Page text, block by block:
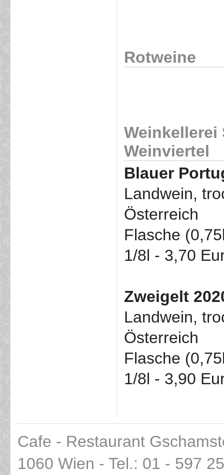
Rotweine
Weinkellerei
Weinviertel
Blauer
Landwein,
Österreich
Flasche
1/8l - 3,70
Zweigelt
Landwein,
Österreich
Flasche
1/8l - 3,90
Cafe - Restaurant
1060 Wien - Tel.: 01 - 597